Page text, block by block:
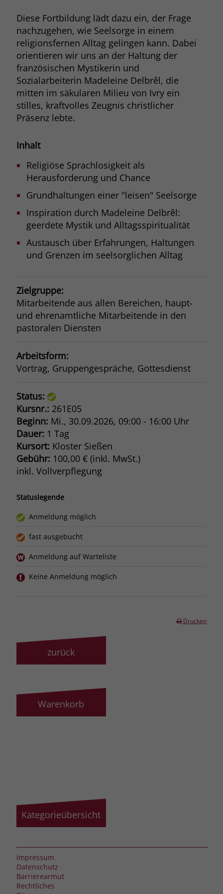
Diese Fortbildung lädt dazu ein, der Frage
nachzugehen, wie Seelsorge in einem
religionsfernen Alltag gelingen kann. Dabei
orientieren wir uns an der Haltung der
französischen Mystikerin und
Sozialarbeiterin Madeleine Delbrêl, die
mitten im säkularen Milieu von Ivry ein
stilles, kraftvolles Zeugnis christlicher
Präsenz lebte.
Inhalt
Religiöse Sprachlosigkeit als
Herausforderung und Chance
Grundhaltungen einer "leisen" Seelsorge
Inspiration durch Madeleine Delbrêl:
geerdete Mystik und Alltagsspiritualität
Austausch über Erfahrungen, Haltungen
und Grenzen im seelsorglichen Alltag
Zielgruppe:
Mitarbeitende aus allen Bereichen, haupt-
und ehrenamtliche Mitarbeitende in den
pastoralen Diensten
Arbeitsform:
Vortrag, Gruppengespräche, Gottesdienst
Status:
Kursnr.: 261E05
Beginn: Mi., 30.09.2026, 09:00 - 16:00 Uhr
Dauer: 1 Tag
Kursort: Kloster Sießen
Gebühr: 100,00 € (inkl. MwSt.)
inkl. Vollverpflegung
Statuslegende
Anmeldung möglich
fast ausgebucht
Anmeldung auf Warteliste
Keine Anmeldung möglich
Drucken
zurück
Warenkorb
Kategorieübersicht
Impressum
Datenschutz
Barrierearmut
Rechtliches
Name PHPSESSID
Anbieter stiftung-liebenau.de
Laufzeit Session
Zweck
Behält die Zustände des Benutzers bei
allen Seitenanfragen bei.
Zweck
exklusiv für diese Website zu speichern.
Dadurch wird gewährleistet, dass
Aktionen, die bei späteren Besuchen
derselben Website durchgeführt
werden, mit derselben
Benutzerkennung verknüpft werden.
Name _clsk
Laufzeit
Zweck
Microsoft Clarity setzt dieses Cookie,
um die Seitenaufrufe eines Benutzers
zu speichern und in einer einzigen
zusammenzufassen.